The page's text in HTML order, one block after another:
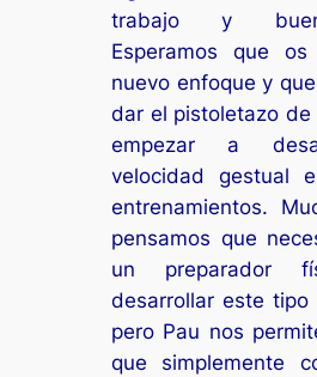
trabajo y
Esperamos que
nuevo enfoque y
dar el pistoletazo de
empezar a
velocidad gestual
entrenamientos.
pensamos que
un preparador
desarrollar este tipo
pero Pau nos
que simplemente